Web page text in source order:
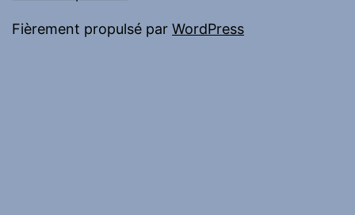
Fièrement propulsé par WordPress